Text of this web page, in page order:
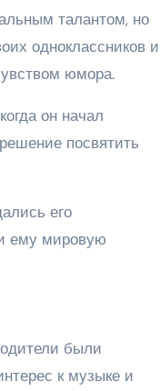
талантом, но
одноклассников и
юмора.
он начал
посвятить
его
ему мировую
были
к музыке и